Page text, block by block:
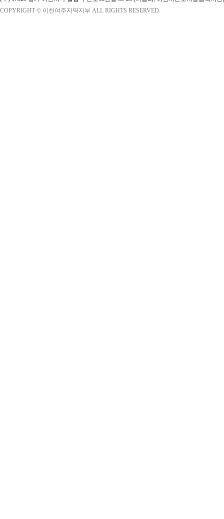
COPYRIGHT © 이천여주지역지부 ALL RIGHTS RESERVED.